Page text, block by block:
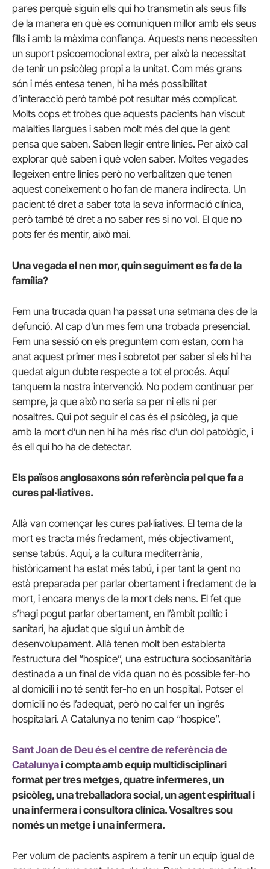
pares perquè siguin ells qui ho transmetin als seus fills
de la manera en què es comuniquen millor amb els seus
fills i amb la màxima confiança. Aquests nens necessiten
un suport psicoemocional extra, per això la necessitat
de tenir un psicòleg propi a la unitat. Com més grans
són i més entesa tenen, hi ha més possibilitat
d’interacció però també pot resultar més complicat.
Molts cops et trobes que aquests pacients han viscut
malalties llargues i saben molt més del que la gent
pensa que saben. Saben llegir entre línies. Per això cal
explorar què saben i què volen saber. Moltes vegades
llegeixen entre línies però no verbalitzen que tenen
aquest coneixement o ho fan de manera indirecta. Un
pacient té dret a saber tota la seva informació clínica,
però també té dret a no saber res si no vol. El que no
pots fer és mentir, això mai.
Una vegada el nen mor, quin seguiment es fa de la
família?
Fem una trucada quan ha passat una setmana des de la
defunció. Al cap d’un mes fem una trobada presencial.
Fem una sessió on els preguntem com estan, com ha
anat aquest primer mes i sobretot per saber si els hi ha
quedat algun dubte respecte a tot el procés. Aquí
tanquem la nostra intervenció. No podem continuar per
sempre, ja que això no seria sa per ni ells ni per
nosaltres. Qui pot seguir el cas és el psicòleg, ja que
amb la mort d’un nen hi ha més risc d’un dol patològic, i
és ell qui ho ha de detectar.
Els països anglosaxons són referència pel que fa a
cures pal·liatives.
Allà van començar les cures pal·liatives. El tema de la
mort es tracta més fredament, més objectivament,
sense tabús. Aquí, a la cultura mediterrània,
històricament ha estat més tabú, i per tant la gent no
està preparada per parlar obertament i fredament de la
mort, i encara menys de la mort dels nens. El fet que
s’hagi pogut parlar obertament, en l’àmbit polític i
sanitari, ha ajudat que sigui un àmbit de
desenvolupament. Allà tenen molt ben establerta
l’estructura del “hospice”, una estructura sociosanitària
destinada a un final de vida quan no és possible fer-ho
al domicili i no té sentit fer-ho en un hospital. Potser el
domicili no és l’adequat, però no cal fer un ingrés
hospitalari. A Catalunya no tenim cap “hospice”.
Sant Joan de Deu és el centre de referència de
Catalunyai compta ambequip multidisciplinari
format per tres metges, quatre infermeres, un
psicòleg, una treballadora social, un agent espiritual i
una infermera i consultora clínica. Vosaltres sou
només un metge i una infermera.
Per volum de pacients aspirem a tenir un equip igual de